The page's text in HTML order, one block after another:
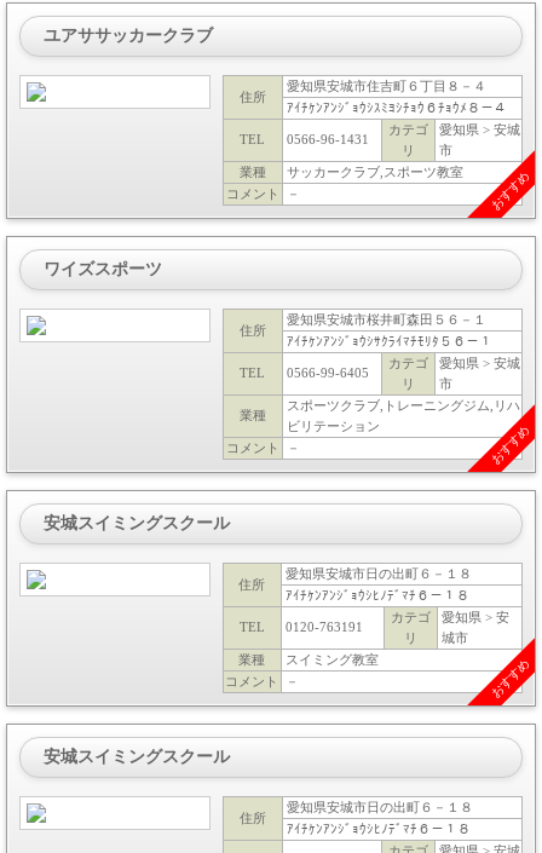
ユアササッカークラブ
住所
愛知県安城市住吉町６丁目８－４
ｱｲﾁｹﾝｱﾝｼﾞｮｳｼｽﾐﾖｼﾁｮｳ６ﾁｮｳﾒ８－４
TEL 0566-96-1431
カテゴ
リ
愛知県 > 安城
市
業種
サッカークラブ,スポーツ教室
コメント
－ おすすめ
ワイズスポーツ
住所
愛知県安城市桜井町森田５６－１
ｱｲﾁｹﾝｱﾝｼﾞｮｳｼｻｸﾗｲﾏﾁﾓﾘﾀ５６－１
TEL 0566-99-6405
カテゴ
リ
愛知県 > 安城
市
業種
スポーツクラブ,トレーニングジム,リハ
ビリテーション
コメント
－ おすすめ
安城スイミングスクール
住所
愛知県安城市日の出町６－１８
ｱｲﾁｹﾝｱﾝｼﾞｮｳｼﾋﾉﾃﾞﾏﾁ６－１８
TEL 0120-763191
カテゴ
リ
愛知県 > 安
城市
業種
スイミング教室
コメント
－ おすすめ
安城スイミングスクール
住所
愛知県安城市日の出町６－１８
ｱｲﾁｹﾝｱﾝｼﾞｮｳｼﾋﾉﾃﾞﾏﾁ６－１８